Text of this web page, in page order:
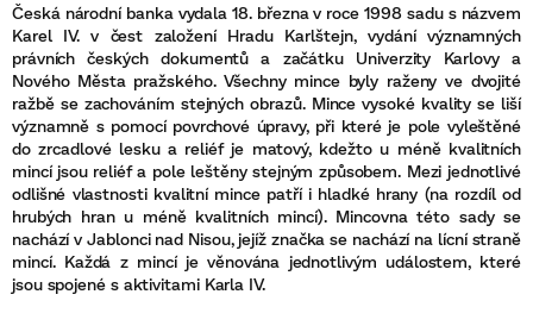
Česká národní banka vydala 18. března v roce 1998 sadu s názvem
Karel IV. v čest založení Hradu Karlštejn, vydání významných
právních českých dokumentů a začátku Univerzity Karlovy a
Nového Města pražského. Všechny mince byly raženy ve dvojité
ražbě se zachováním stejných obrazů. Mince vysoké kvality se liší
významně s pomocí povrchové úpravy, při které je pole vyleštěné
do zrcadlové lesku a reliéf je matový, kdežto u méně kvalitních
mincí jsou reliéf a pole leštěny stejným způsobem. Mezi jednotlivé
odlišné vlastnosti kvalitní mince patří i hladké hrany (na rozdíl od
hrubých hran u méně kvalitních mincí). Mincovna této sady se
nachází v Jablonci nad Nisou, jejíž značka se nachází na lícní straně
mincí. Každá z mincí je věnována jednotlivým událostem, které
jsou spojené s aktivitami Karla IV.